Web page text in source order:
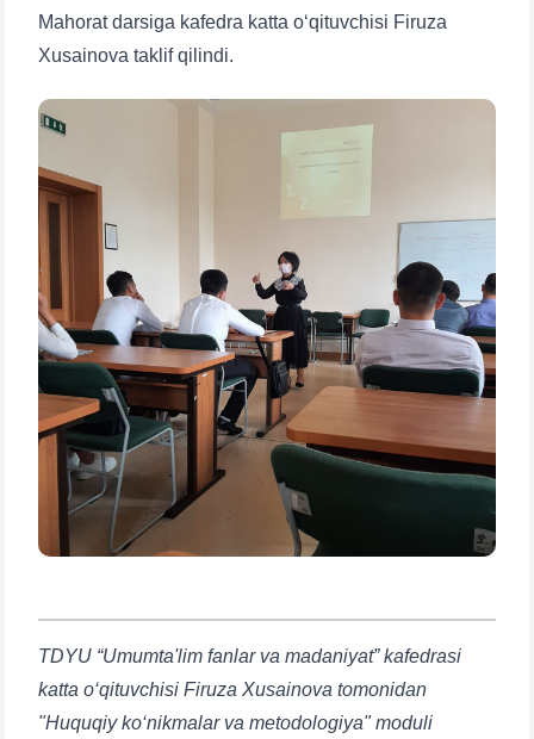
Mahorat darsiga kafedra katta o‘qituvchisi Firuza
Xusainova taklif qilindi.
TDYU “Umumta'lim fanlar va madaniyat” kafedrasi
katta o‘qituvchisi Firuza Xusainova tomonidan
"Huquqiy ko‘nikmalar va metodologiya" moduli